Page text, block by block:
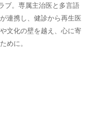
ブ。専属主治医と多言語
連携し、健診から再生医
文化の壁を越え、心に寄
めに。